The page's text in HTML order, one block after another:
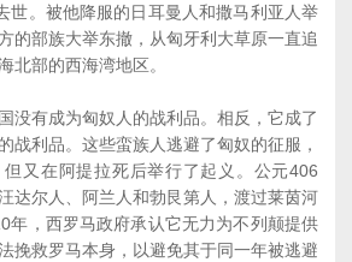
世。被他降服的日耳曼人和撒马利亚人举
的部族大举东撤，从匈牙利大草原一直追
北部的西海湾地区。
有成为匈奴人的战利品。相反，它成了
战利品。这些蛮族人逃避了匈奴的征服，
又在阿提拉死后举行了起义。公元406
达尔人、阿兰人和勃艮第人，渡过莱茵河
年，西罗马政府承认它无力为不列颠提供
挽救罗马本身，以避免其于同一年被逃避